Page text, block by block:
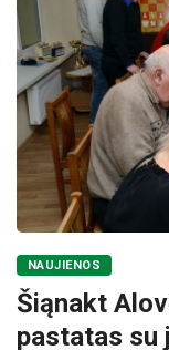
NAUJIENOS
Šiąnakt
pastatas su